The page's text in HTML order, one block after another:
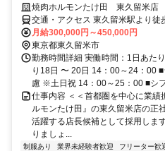
焼肉ホルモンたけ田 東久留米店
交通・アクセス 東久留米駅より徒
月給300,000円～450,000円
東京都東久留米市
勤務時間詳細 実働時間：1日あた
り18日 〜 20日 14：00～24：00
慮 ※土日祝 14：00～25：00 ■シフ
仕事内容 ＜＜首都圏を中心に業績
ルモンたけ田』の東久留米店の正
活躍する店長候補として採用しま
りましょ...
制服あり 業界未経験者歓迎 フリーター歓